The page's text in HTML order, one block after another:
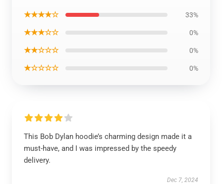
★★★★☆ 33%
★★★☆☆ 0%
★★☆☆☆ 0%
★☆☆☆☆ 0%
This Bob Dylan hoodie’s charming design made it a
must-have, and I was impressed by the speedy
delivery.
Dec 7, 2024